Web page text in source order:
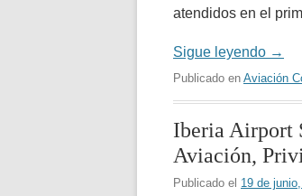
atendidos en el
Sigue leyendo →
Publicado en Aviación
Iberia Airport
Aviación,
Publicado el 19 de